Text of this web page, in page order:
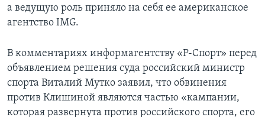
а ведущую роль приняло на себя ее американское
агентство IMG.
В комментариях информагентству «Р-Спорт» перед
объявлением решения суда российский министр
спорта Виталий Мутко заявил, что обвинения
против Клишиной являются частью «кампании,
которая развернута против российского спорта, его